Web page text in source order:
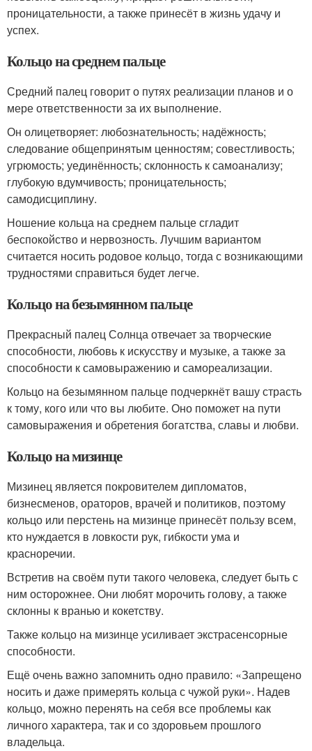
проницательности, а также принесёт в жизнь удачу и
успех.
Кольцо на среднем пальце
Средний палец говорит о путях реализации планов и о
мере ответственности за их выполнение.
Он олицетворяет: любознательность; надёжность;
следование общепринятым ценностям; совестливость;
угрюмость; уединённость; склонность к самоанализу;
глубокую вдумчивость; проницательность;
самодисциплину.
Ношение кольца на среднем пальце сгладит
беспокойство и нервозность. Лучшим вариантом
считается носить родовое кольцо, тогда с возникающими
трудностями справиться будет легче.
Кольцо на безымянном пальце
Прекрасный палец Солнца отвечает за творческие
способности, любовь к искусству и музыке, а также за
способности к самовыражению и самореализации.
Кольцо на безымянном пальце подчеркнёт вашу страсть
к тому, кого или что вы любите. Оно поможет на пути
самовыражения и обретения богатства, славы и любви.
Кольцо на мизинце
Мизинец является покровителем дипломатов,
бизнесменов, ораторов, врачей и политиков, поэтому
кольцо или перстень на мизинце принесёт пользу всем,
кто нуждается в ловкости рук, гибкости ума и
красноречии.
Встретив на своём пути такого человека, следует быть с
ним осторожнее. Они любят морочить голову, а также
склонны к вранью и кокетству.
Также кольцо на мизинце усиливает экстрасенсорные
способности.
Ещё очень важно запомнить одно правило: «Запрещено
носить и даже примерять кольца с чужой руки». Надев
кольцо, можно перенять на себя все проблемы как
личного характера, так и со здоровьем прошлого
владельца.